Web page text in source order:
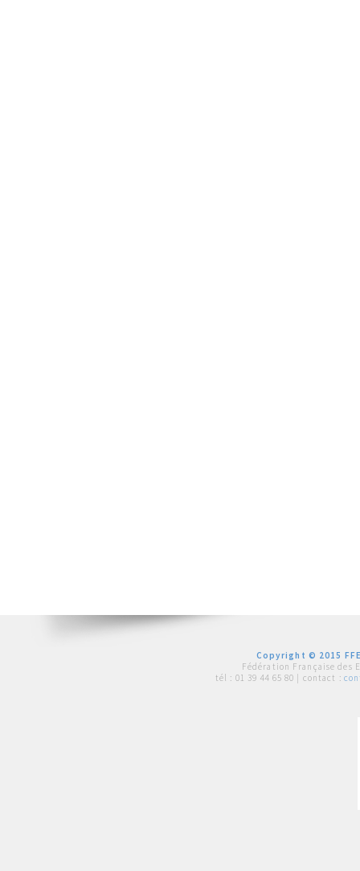
Copyright © 2015
Fédération Française des
tél : 01 39 44 65 80 | contact :